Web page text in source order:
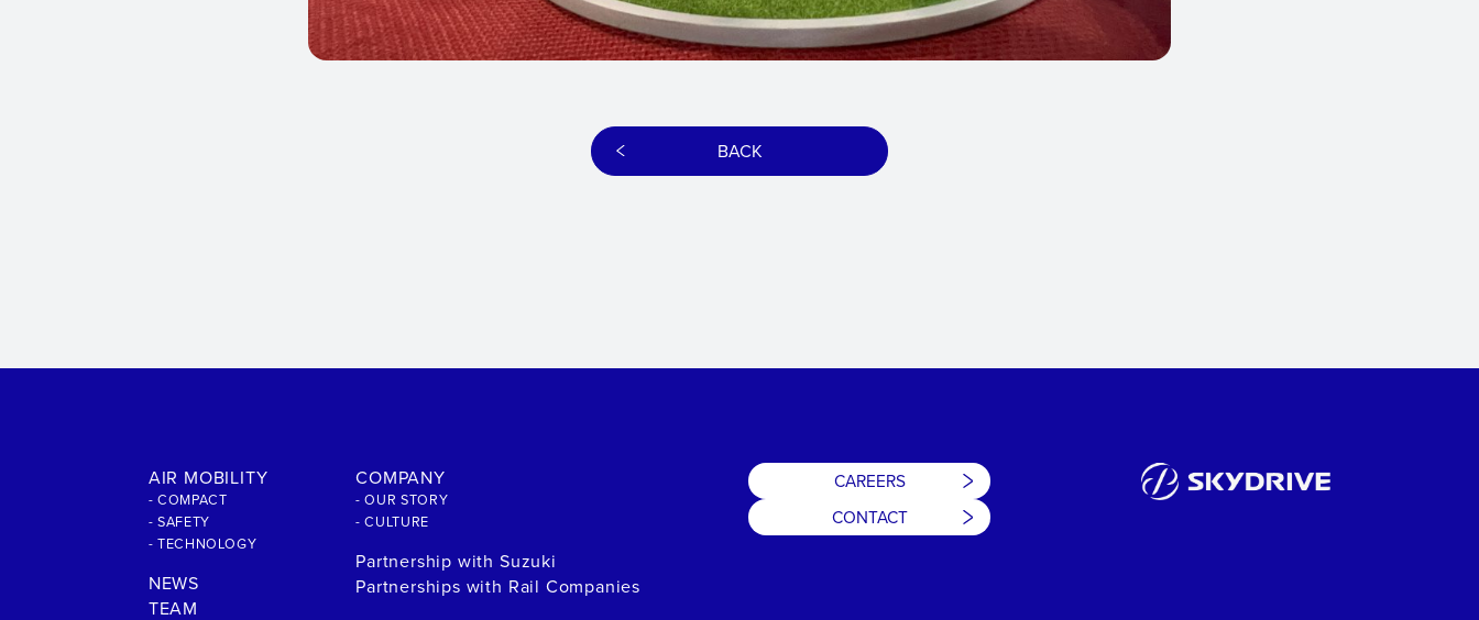
BACK
AIR MOBILITY
- COMPACT
- SAFETY
- TECHNOLOGY
NEWS
TEAM
COMPANY
- OUR STORY
- CULTURE
Partnership with Suzuki
Partnerships with Rail Companies
CAREERS
CONTACT